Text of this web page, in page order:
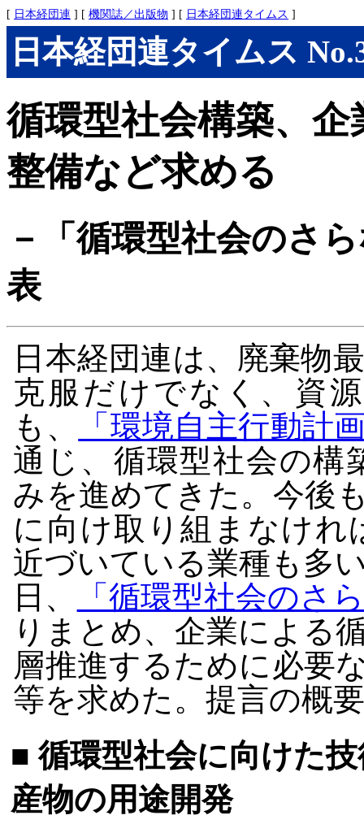
[ 日本経団連 ] [ 機関誌／出版物 ] [ 日本経団連タイムス ]
日本経団連タイムス
循環型社会構築、
整備など求める
－「循環型社会のさ
表
日本経団連は、廃棄物
克服だけでなく、資
も、
「環境自主行動計
通じ、循環型社会の構
みを進めてきた。今後
に向け取り組まなけれ
近づいている業種も多
日、
「循環型社会のさ
りまとめ、企業による
層推進するために必要
等を求めた。提言の概
■ 循環型社会に向けた
産物の用途開発